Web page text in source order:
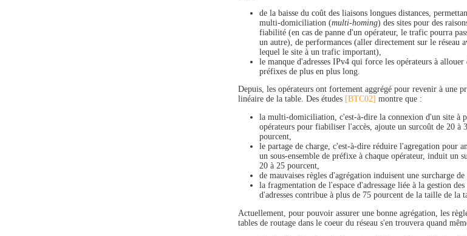
de la baisse du coût des liaisons longues distances,
multi-domiciliation (multi-homing) des sites pour des
fiabilité (en cas de panne d'un opérateur, le trafic pourra
un autre), de performances (aller directement sur le réseau
lequel le site à un trafic important),
le manque d'adresses IPv4 qui force les opérateurs à allouer
préfixes de plus en plus long.
Depuis, les opérateurs ont fortement aggrégé pour revenir à une
linéaire de la table. Des études [BTC02] montre que :
la multi-domiciliation, c'est-à-dire la connexion d'un site à
opérateurs pour fiabiliser l'accès, ajoute un surcoût de 20 à
pourcent,
le partage de charge, c'est-à-dire réduire l'agregation pour
un sous-ensemble de préfixe à chaque opérateur, induit un
20 à 25 pourcent,
de mauvaises règles d'agrégation induisent une surcharge
la fragmentation de l'espace d'adressage liée à la gestion
d'adresses contribue à plus de 75 pourcent de la taille de la
Actuellement, pour pouvoir assurer une bonne agrégation, les
tables de routage dans le coeur du réseau s'en trouvera quand